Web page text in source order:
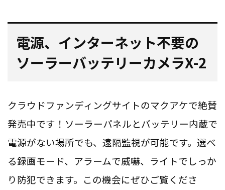
電源、インターネット不要の
ソーラーバッテリーカメラX-2
クラウドファンディングサイトのマクアケで絶賛
発売中です！ソーラーパネルとバッテリー内蔵で
電源がない場所でも、遠隔監視が可能です。選べ
る録画モード、アラームで威嚇、ライトでしっか
り防犯できます。この機会にぜひご覧くださ